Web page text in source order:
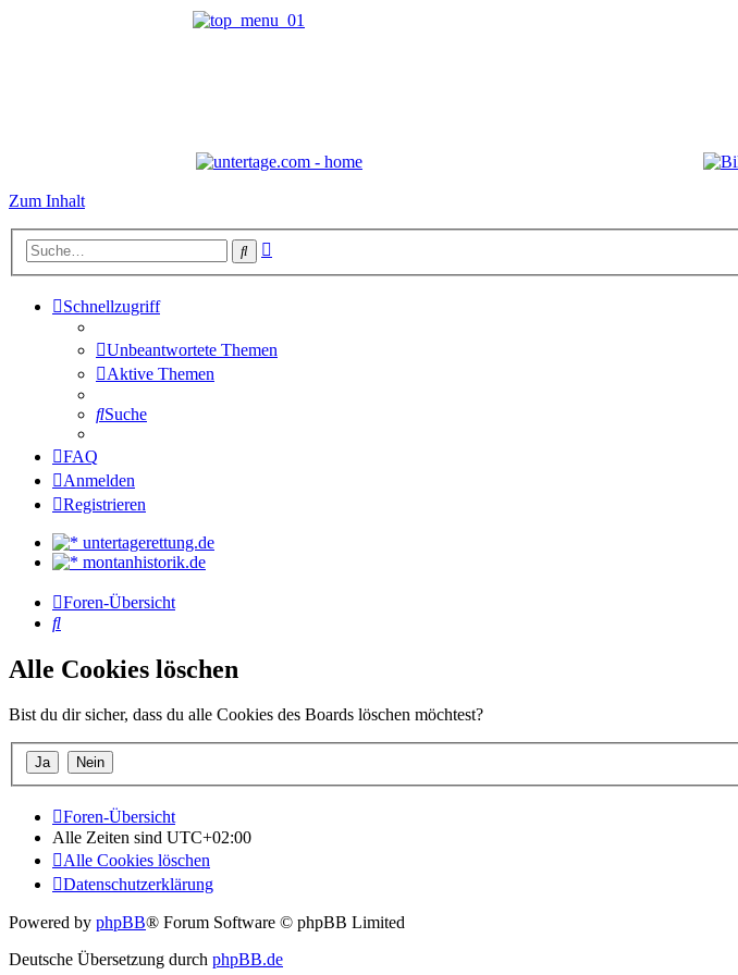
Zum Inhalt
Suche
Schnellzugriff
Unbeantwortete Themen
Aktive Themen
Suche
FAQ
Anmelden
Registrieren
untertagerettung.de
montanhistorik.de
Foren-Übersicht
Suche
Alle Cookies löschen
Bist du dir sicher, dass du alle Cookies des Boards löschen möchtest?
Foren-Übersicht
Alle Zeiten sind UTC+02:00
Alle Cookies löschen
Datenschutzerklärung
Powered by phpBB® Forum Software © phpBB Limited
Deutsche Übersetzung durch phpBB.de